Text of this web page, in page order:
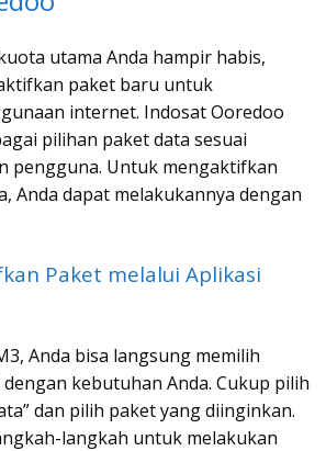
utama Anda hampir habis,
paket baru untuk
internet. Indosat Ooredoo
pilihan paket data sesuai
pengguna. Untuk mengaktifkan
Anda dapat melakukannya dengan
Paket melalui Aplikasi
Anda bisa langsung memilih
kebutuhan Anda. Cukup pilih
dan pilih paket yang diinginkan.
langkah untuk melakukan